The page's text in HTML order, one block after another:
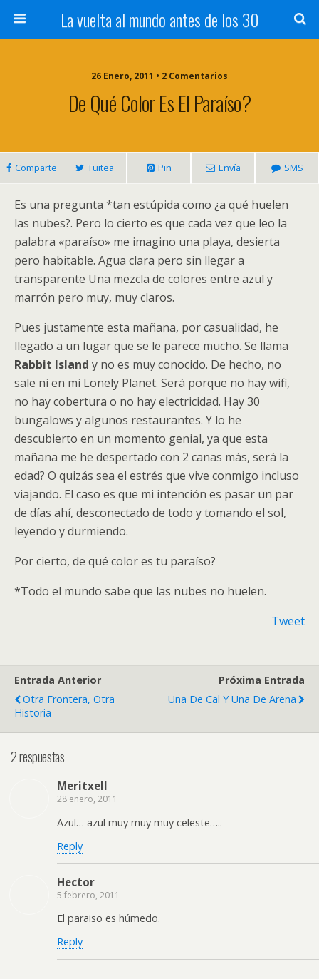
La vuelta al mundo antes de los 30
26 Enero, 2011 • 2 Comentarios
De Qué Color Es El Paraíso?
Comparte Tuitea Pin Envía SMS
Es una pregunta *tan estúpida como ¿a qué huelen
las nubes?. Pero lo cierto es que cada vez que leo la
palabra «paraíso» me imagino una playa, desierta
pero habitable. Agua clara pero sin llegar a
transparente Una mezcla de colores entre azul y
marrón pero muy, muy claros.
Pues justamente esta mañana, por casualidad, he
llegado a un lugar que se le parece mucho. Se llama
Rabbit Island y no es muy conocido. De hecho, no
sale ni en mi Lonely Planet. Será porque no hay wifi,
no hay cobertura o no hay electricidad. Hay 30
bungalows y algunos restaurantes. Y lo he
descubierto en un momento genial, ya que esta
mañana me he despertado con 2 canas más, será la
edad? O quizás sea el estrés que vive conmigo incluso
viajando. El caso es que mi intención es pasar un par
de días ahí, desconectado de todo y tomando el sol,
leyendo y durmiendo.
Por cierto, de qué color es tu paraíso?
*Todo el mundo sabe que las nubes no huelen.
Tweet
Entrada Anterior
Otra Frontera, Otra
Historia
Próxima Entrada
Una De Cal Y Una De Arena
2 respuestas
Meritxell
28 enero, 2011
Azul… azul muy muy muy celeste…..
Reply
Hector
5 febrero, 2011
El paraiso es húmedo.
Reply